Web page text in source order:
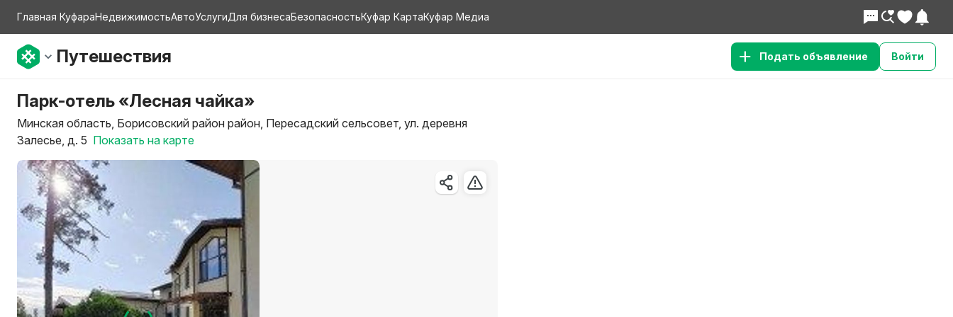
Главная КуфараНедвижимостьАвтоУслугиДля бизнесаБезопасностьКуфар КартаКуфар Медиа
Путешествия Подать объявление Войти
Парк-отель «Лесная чайка»
Минская область, Борисовский район район, Пересадский сельсовет, ул. деревня
Залесье, д. 5 Показать на карте